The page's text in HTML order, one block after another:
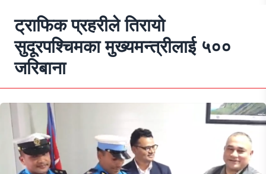
ट्राफिक प्रहरीले तिरायो
सुदूरपश्चिमका मुख्यमन्त्रीलाई ५००
जरिबाना